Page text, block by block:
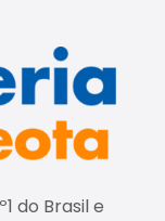
do Brasil e